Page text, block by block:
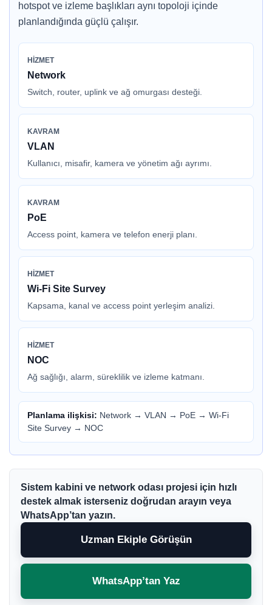
hotspot ve izleme başlıkları aynı topoloji içinde
planlandığında güçlü çalışır.
HIZMET
Network
Switch, router, uplink ve ağ omurgası desteği.
KAVRAM
VLAN
Kullanıcı, misafir, kamera ve yönetim ağı ayrımı.
KAVRAM
PoE
Access point, kamera ve telefon enerji planı.
HIZMET
Wi-Fi Site Survey
Kapsama, kanal ve access point yerleşim analizi.
HIZMET
NOC
Ağ sağlığı, alarm, süreklilik ve izleme katmanı.
Planlama ilişkisi: Network → VLAN → PoE → Wi-Fi
Site Survey → NOC
Sistem kabini ve network odası projesi için hızlı
destek almak isterseniz doğrudan arayın veya
WhatsApp’tan yazın.
Uzman Ekiple Görüşün
WhatsApp’tan Yaz